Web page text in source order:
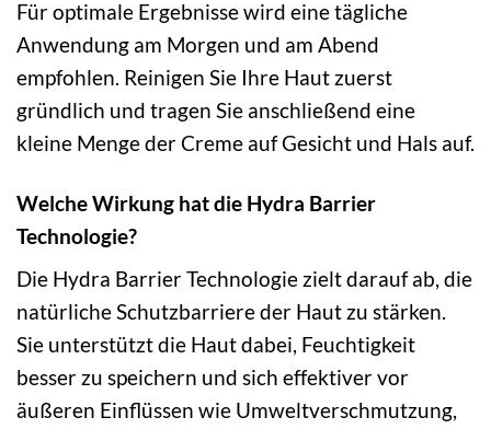
Für optimale Ergebnisse wird eine tägliche
Anwendung am Morgen und am Abend
empfohlen. Reinigen Sie Ihre Haut zuerst
gründlich und tragen Sie anschließend eine
kleine Menge der Creme auf Gesicht und Hals auf.
Welche Wirkung hat die Hydra Barrier
Technologie?
Die Hydra Barrier Technologie zielt darauf ab, die
natürliche Schutzbarriere der Haut zu stärken.
Sie unterstützt die Haut dabei, Feuchtigkeit
besser zu speichern und sich effektiver vor
äußeren Einflüssen wie Umweltverschmutzung,